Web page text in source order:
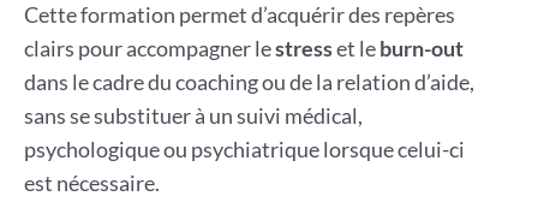
Cette formation permet d’acquérir des repères
clairs pour accompagner lestresset leburn-out
dans le cadre du coaching ou de la relation d’aide,
sans se substituer à un suivi médical,
psychologique ou psychiatrique lorsque celui-ci
est nécessaire.